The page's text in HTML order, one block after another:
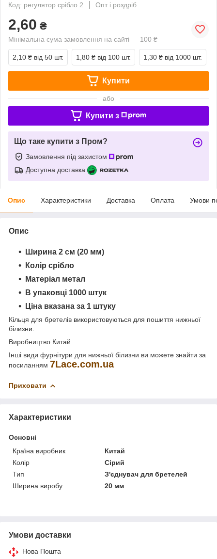
Код: регулятор срібло 2
Опт і роздріб
2,60 ₴
Мінімальна сума замовлення на сайті — 100 ₴
2,10 ₴ від 50 шт. 1,80 ₴ від 100 шт. 1,30 ₴ від 1000 шт.
Купити
або
Купити з
Що таке купити з Пром?
Замовлення під захистом
Доступна доставка
Опис Характеристики Доставка Оплата Умови
Опис
Ширина 2 см (20 мм)
Колір срібло
Матеріал метал
В упаковці 1000 штук
Ціна вказана за 1 штуку
Кільця для бретелів використовуються для пошиття нижньої
білизни.
Виробництво Китай
Інші види фурнітури для нижньої білизни ви можете знайти за
посиланням 7Lace.com.ua
Приховати
Характеристики
Основні
Країна виробник
Китай
Колір
Сірий
Тип
З'єднувач для бретелей
Ширина виробу
20 мм
Умови доставки
Нова Пошта